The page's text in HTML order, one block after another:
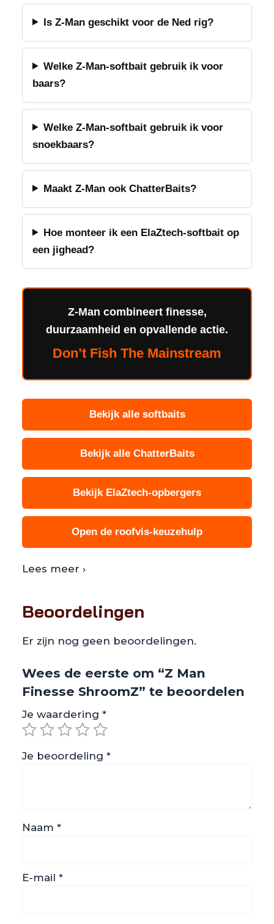
Is Z-Man geschikt voor de Ned rig?
Welke Z-Man-softbait gebruik ik voor
baars?
Welke Z-Man-softbait gebruik ik voor
snoekbaars?
Maakt Z-Man ook ChatterBaits?
Hoe monteer ik een ElaZtech-softbait op
een jighead?
Z-Man combineert finesse,
duurzaamheid en opvallende actie.
Don’t Fish The Mainstream
Bekijk alle softbaits
Bekijk alle ChatterBaits
Bekijk ElaZtech-opbergers
Open de roofvis-keuzehulp
Lees meer ›
Beoordelingen
Er zijn nog geen beoordelingen.
Wees de eerste om “Z Man
Finesse ShroomZ” te beoordelen
Je waardering *
Je beoordeling *
Naam *
E-mail *